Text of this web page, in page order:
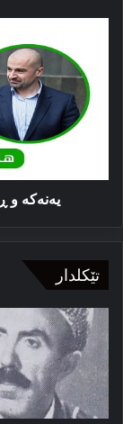
یەنەکە
ڕه‌وشا
وێ
نه‌خوه‌ش
قۆناخێ…
یەنەکە و
تێکلدار